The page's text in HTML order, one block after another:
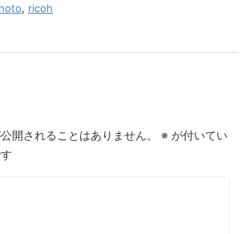
, ricoh
開されることはありません。 ※ が付いてい